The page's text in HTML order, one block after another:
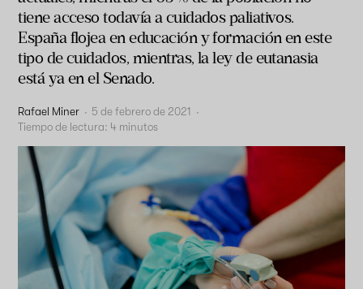
tiene acceso todavía a cuidados paliativos.
España flojea en educación y formación en este
tipo de cuidados, mientras, la ley de eutanasia
está ya en el Senado.
Rafael Miner · 5 de febrero de 2021 ·
Tiempo de lectura: 4 minutos